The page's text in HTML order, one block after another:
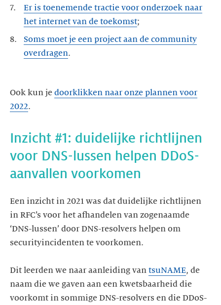
Er is toenemende tractie voor onderzoek naar
het internet van de toekomst
Soms moet je een project aan de community
overdragen.
Ook kun je doorklikken naar onze plannen voor
2022
Inzicht #1: duidelijke richtlijnen
voor DNS-lussen helpen DDoS-
Een inzicht in 2021 was dat duidelijke richtlijnen
in RFC’s voor het afhandelen van zogenaamde
‘DNS-lussen’ door DNS-resolvers helpen om
securityincidenten te voorkomen.
Dit leerden we naar aanleiding van tsuNAME, de
naam die we gaven aan een kwetsbaarheid die
voorkomt in sommige DNS-resolvers en die DDoS-